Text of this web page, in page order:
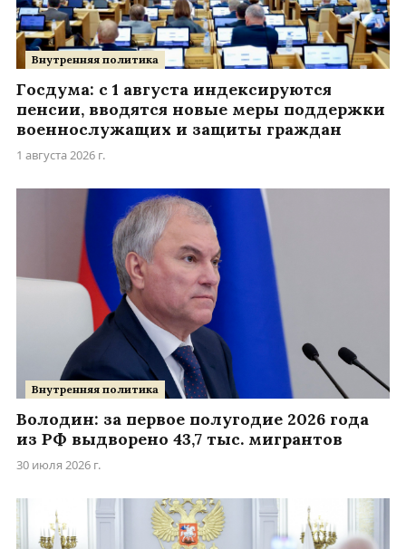
Внутренняя политика
Госдума: с 1 августа индексируются
пенсии, вводятся новые меры поддержки
военнослужащих и защиты граждан
1 августа 2026 г.
Внутренняя политика
Володин: за первое полугодие 2026 года
из РФ выдворено 43,7 тыс. мигрантов
30 июля 2026 г.